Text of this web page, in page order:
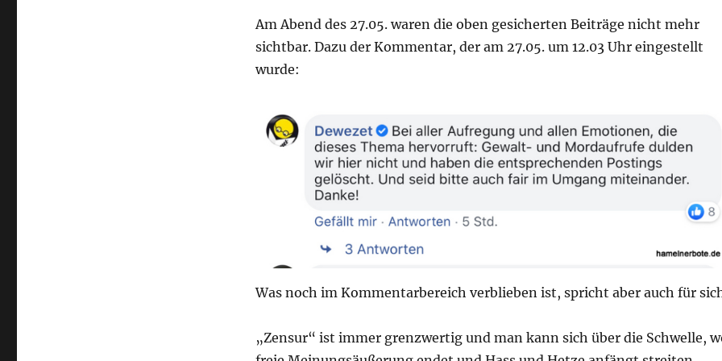
Am Abend des 27.05. waren die oben gesicherten Beiträge nicht mehr
sichtbar. Dazu der Kommentar, der am 27.05. um 12.03 Uhr eingestellt
wurde:
Was noch im Kommentarbereich verblieben ist, spricht aber auch für
„Zensur“ ist immer grenzwertig und man kann sich über die Schwelle,